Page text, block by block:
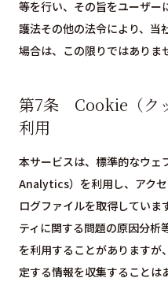
等を行い、その旨をユーザー
護法その他の法令により、当
場合は、この限りではありま
第7条 Cookie（ク
利用
本サービスは、標準的なウ
Analytics）を利用し、アク
ログファイルを取得していま
ティに関する問題の原因分析
を利用することがありますが
定する情報を収集することは